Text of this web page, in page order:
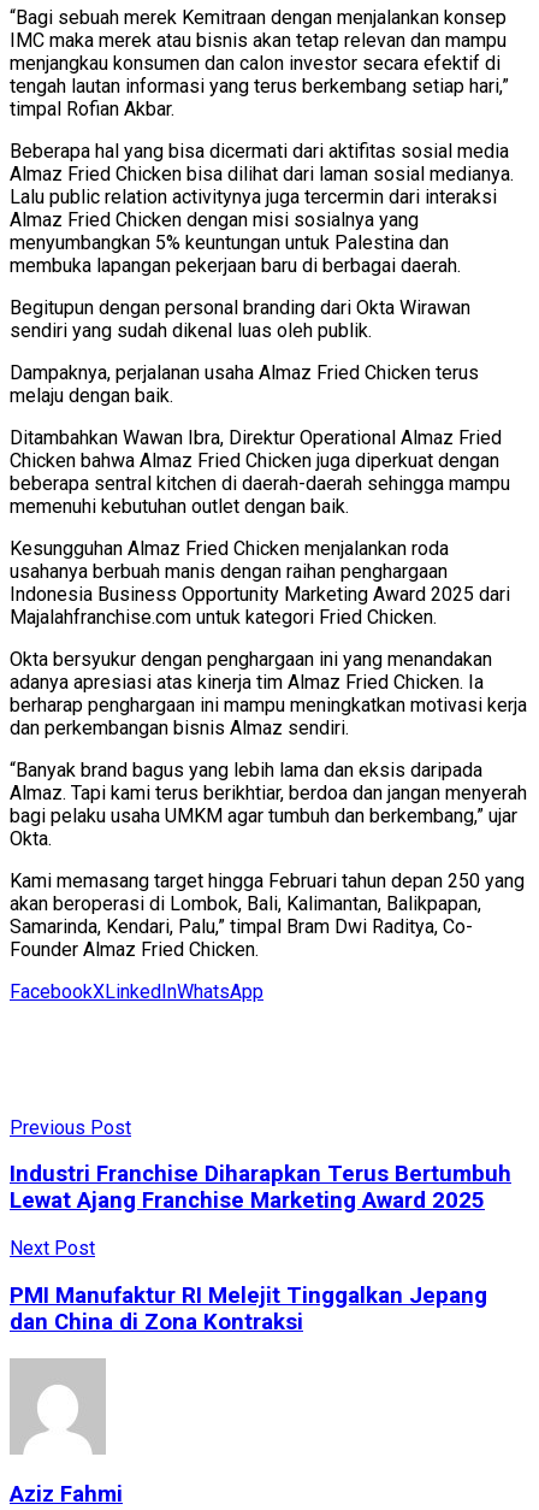
“Bagi sebuah merek Kemitraan dengan menjalankan konsep
IMC maka merek atau bisnis akan tetap relevan dan mampu
menjangkau konsumen dan calon investor secara efektif di
tengah lautan informasi yang terus berkembang setiap hari,”
timpal Rofian Akbar.
Beberapa hal yang bisa dicermati dari aktifitas sosial media
Almaz Fried Chicken bisa dilihat dari laman sosial medianya.
Lalu public relation activitynya juga tercermin dari interaksi
Almaz Fried Chicken dengan misi sosialnya yang
menyumbangkan 5% keuntungan untuk Palestina dan
membuka lapangan pekerjaan baru di berbagai daerah.
Begitupun dengan personal branding dari Okta Wirawan
sendiri yang sudah dikenal luas oleh publik.
Dampaknya, perjalanan usaha Almaz Fried Chicken terus
melaju dengan baik.
Ditambahkan Wawan Ibra, Direktur Operational Almaz Fried
Chicken bahwa Almaz Fried Chicken juga diperkuat dengan
beberapa sentral kitchen di daerah-daerah sehingga mampu
memenuhi kebutuhan outlet dengan baik.
Kesungguhan Almaz Fried Chicken menjalankan roda
usahanya berbuah manis dengan raihan penghargaan
Indonesia Business Opportunity Marketing Award 2025 dari
Majalahfranchise.com untuk kategori Fried Chicken.
Okta bersyukur dengan penghargaan ini yang menandakan
adanya apresiasi atas kinerja tim Almaz Fried Chicken. Ia
berharap penghargaan ini mampu meningkatkan motivasi kerja
dan perkembangan bisnis Almaz sendiri.
“Banyak brand bagus yang lebih lama dan eksis daripada
Almaz. Tapi kami terus berikhtiar, berdoa dan jangan menyerah
bagi pelaku usaha UMKM agar tumbuh dan berkembang,” ujar
Okta.
Kami memasang target hingga Februari tahun depan 250 yang
akan beroperasi di Lombok, Bali, Kalimantan, Balikpapan,
Samarinda, Kendari, Palu,” timpal Bram Dwi Raditya, Co-
Founder Almaz Fried Chicken.
FacebookXLinkedInWhatsApp
Previous Post
Industri Franchise Diharapkan Terus Bertumbuh
Lewat Ajang Franchise Marketing Award 2025
Next Post
PMI Manufaktur RI Melejit Tinggalkan Jepang
dan China di Zona Kontraksi
Aziz Fahmi